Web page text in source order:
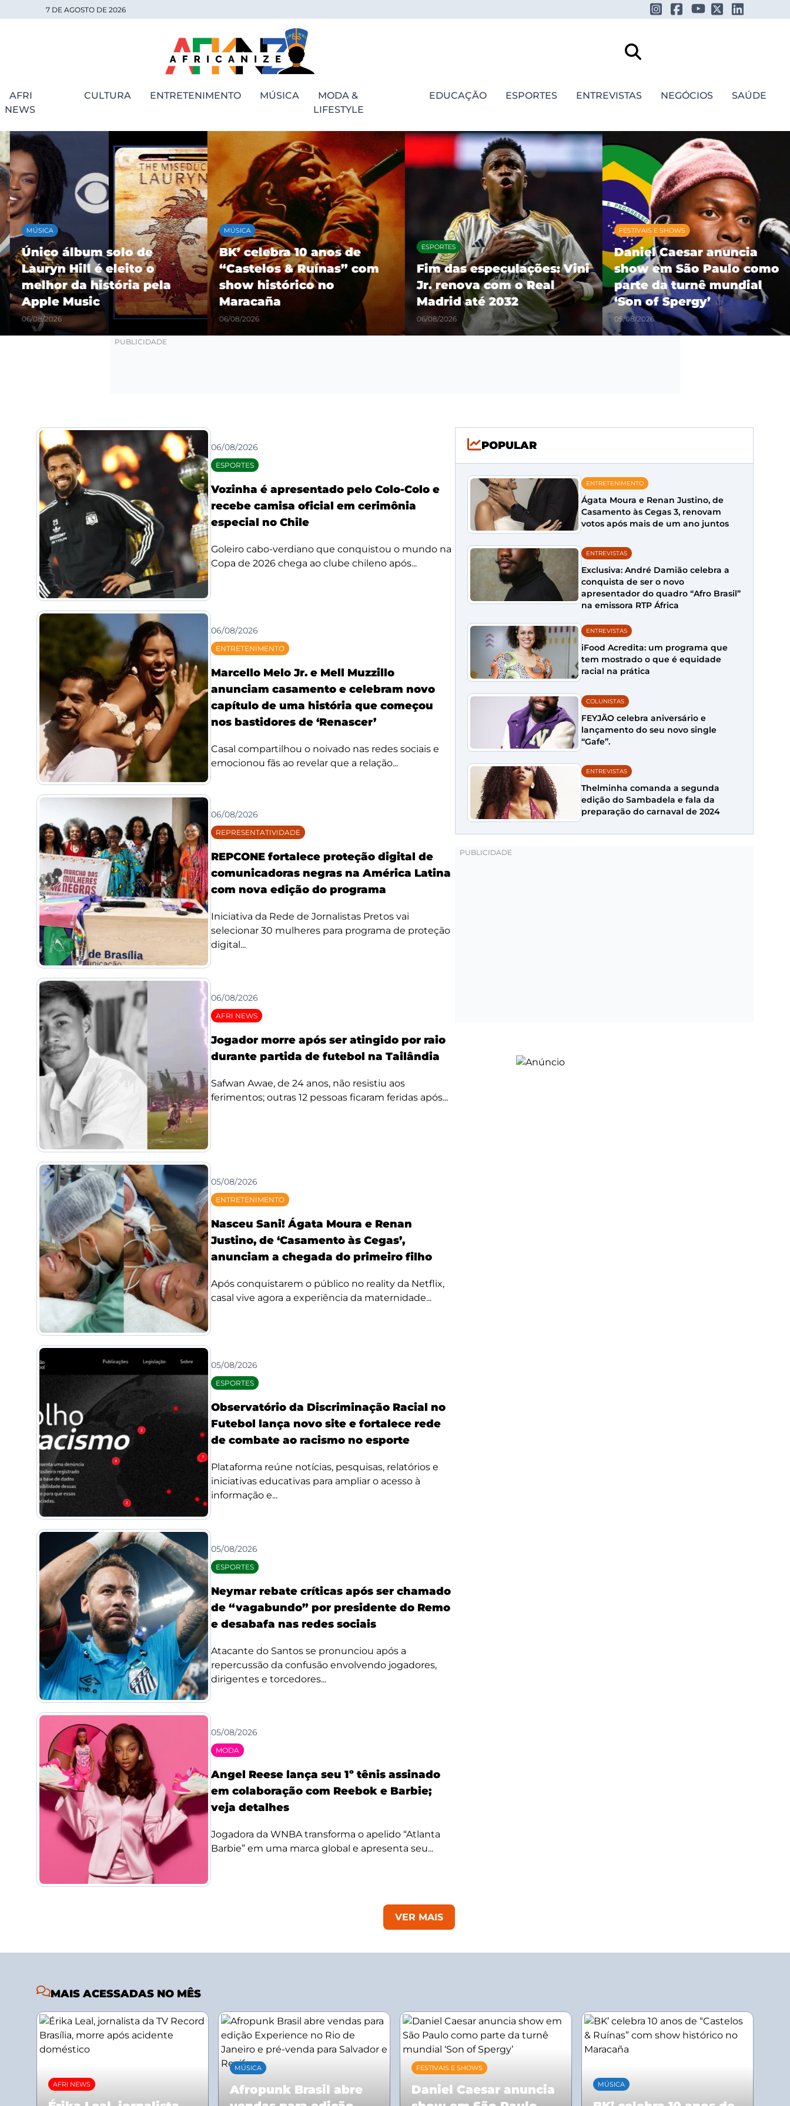
7 DE AGOSTO DE 2026
AFRI
NEWS
CULTURA ENTRETENIMENTO MÚSICA
MODA &
LIFESTYLE
EDUCAÇÃO ESPORTES ENTREVISTAS NEGÓCIOS SAÚDE
MÚSICA
Único álbum solo de
Lauryn Hill é eleito o
melhor da história pela
Apple Music
06/08/2026
MÚSICA
BK’ celebra 10 anos de
“Castelos & Ruínas” com
show histórico no
Maracaña
06/08/2026
ESPORTES
Fim das especulações: Vini
Jr. renova com o Real
Madrid até 2032
06/08/2026
FESTIVAIS E SHOWS
Daniel Caesar anuncia
show em São Paulo como
parte da turnê mundial
‘Son of Spergy’
05/08/2026
06/08/2026
ESPORTES
Vozinha é apresentado pelo Colo-Colo e
recebe camisa oficial em cerimônia
especial no Chile
Goleiro cabo-verdiano que conquistou o mundo na
Copa de 2026 chega ao clube chileno após...
06/08/2026
ENTRETENIMENTO
Marcello Melo Jr. e Mell Muzzillo
anunciam casamento e celebram novo
capítulo de uma história que começou
nos bastidores de ‘Renascer’
Casal compartilhou o noivado nas redes sociais e
emocionou fãs ao revelar que a relação...
06/08/2026
REPRESENTATIVIDADE
REPCONE fortalece proteção digital de
comunicadoras negras na América Latina
com nova edição do programa
Iniciativa da Rede de Jornalistas Pretos vai
selecionar 30 mulheres para programa de proteção
digital...
06/08/2026
AFRI NEWS
Jogador morre após ser atingido por raio
durante partida de futebol na Tailândia
Safwan Awae, de 24 anos, não resistiu aos
ferimentos; outras 12 pessoas ficaram feridas após...
05/08/2026
ENTRETENIMENTO
Nasceu Sani! Ágata Moura e Renan
Justino, de ‘Casamento às Cegas’,
anunciam a chegada do primeiro filho
Após conquistarem o público no reality da Netflix,
casal vive agora a experiência da maternidade...
05/08/2026
ESPORTES
Observatório da Discriminação Racial no
Futebol lança novo site e fortalece rede
de combate ao racismo no esporte
Plataforma reúne notícias, pesquisas, relatórios e
iniciativas educativas para ampliar o acesso à
informação e...
05/08/2026
ESPORTES
Neymar rebate críticas após ser chamado
de “vagabundo” por presidente do Remo
e desabafa nas redes sociais
Atacante do Santos se pronunciou após a
repercussão da confusão envolvendo jogadores,
dirigentes e torcedores...
05/08/2026
MODA
Angel Reese lança seu 1º tênis assinado
em colaboração com Reebok e Barbie;
veja detalhes
Jogadora da WNBA transforma o apelido “Atlanta
Barbie” em uma marca global e apresenta seu...
VER MAIS
POPULAR
ENTRETENIMENTO
Ágata Moura e Renan Justino, de
Casamento às Cegas 3, renovam
votos após mais de um ano juntos
ENTREVISTAS
Exclusiva: André Damião celebra a
conquista de ser o novo
apresentador do quadro “Afro Brasil”
na emissora RTP África
ENTREVISTAS
iFood Acredita: um programa que
tem mostrado o que é equidade
racial na prática
COLUNISTAS
FEYJÃO celebra aniversário e
lançamento do seu novo single
“Gafe”.
ENTREVISTAS
Thelminha comanda a segunda
edição do Sambadela e fala da
preparação do carnaval de 2024
MAIS ACESSADAS NO MÊS
AFRI NEWS
MÚSICA
Afropunk Brasil abre
FESTIVAIS E SHOWS
Daniel Caesar anuncia
MÚSICA